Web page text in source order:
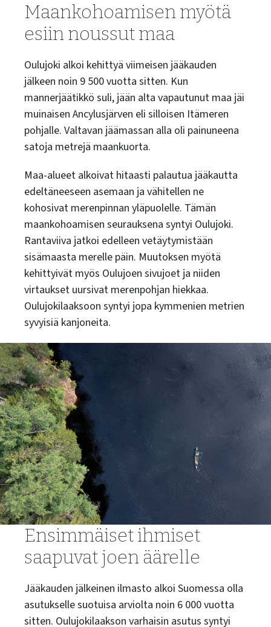
Maankohoamisen myötä
esiin noussut maa
Oulujoki alkoi kehittyä viimeisen jääkauden
jälkeen noin 9 500 vuotta sitten. Kun
mannerjäätikkö suli, jään alta vapautunut maa jäi
muinaisen Ancylusjärven eli silloisen Itämeren
pohjalle. Valtavan jäämassan alla oli painuneena
satoja metrejä maankuorta.
Maa-alueet alkoivat hitaasti palautua jääkautta
edeltäneeseen asemaan ja vähitellen ne
kohosivat merenpinnan yläpuolelle. Tämän
maankohoamisen seurauksena syntyi Oulujoki.
Rantaviiva jatkoi edelleen vetäytymistään
sisämaasta merelle päin. Muutoksen myötä
kehittyivät myös Oulujoen sivujoet ja niiden
virtaukset uursivat merenpohjan hiekkaa.
Oulujokilaaksoon syntyi jopa kymmenien metrien
syvyisiä kanjoneita.
Ensimmäiset ihmiset
saapuvat joen äärelle
Jääkauden jälkeinen ilmasto alkoi Suomessa olla
asutukselle suotuisa arviolta noin 6 000 vuotta
sitten. Oulujokilaakson varhaisin asutus syntyi